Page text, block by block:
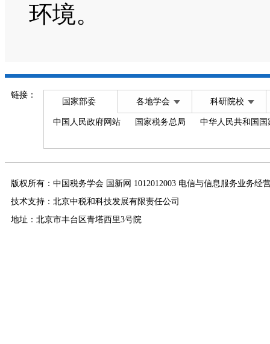
环境。
链接：
国家部委 各地学会 科研院校
中国人民政府网站 国家税务总局 中华人民共和国
版权所有：中国税务学会 国新网 1012012003 电信与信息服务业务经
技术支持：北京中税和科技发展有限责任公司
地址：北京市丰台区青塔西里3号院